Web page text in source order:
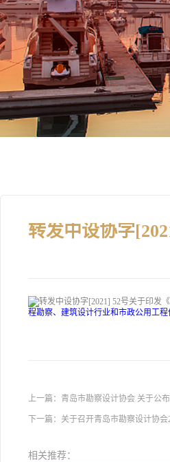
程勘察、建筑设计行业和市政公用工
上一篇： 青岛市勘察设计协会 关于公
下一篇： 关于召开青岛市勘察设计协
相关推荐：